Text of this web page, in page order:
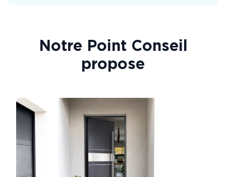
Notre Point Conseil
propose